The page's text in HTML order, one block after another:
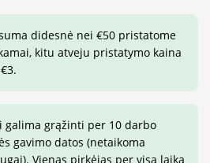
didesnė nei €50 pristatome
kitu atveju pristatymo kaina
galima grąžinti per 10 darbo
gavimo datos (netaikoma
Vienas pirkėjas per visą laiką